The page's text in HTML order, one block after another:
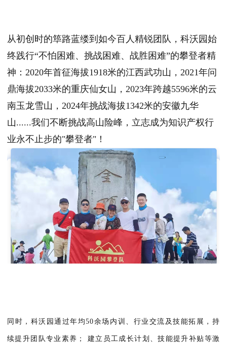
从初创时的筚路蓝缕到如今百人精锐团队，科沃园始
终践行“不怕困难、挑战困难、战胜困难”的攀登者精
神：2020年首征海拔1918米的江西武功山，2021年问
鼎海拔2033米的重庆仙女山，2023年跨越5596米的云
南玉龙雪山，2024年挑战海拔1342米的安徽九华
山......我们不断挑战高山险峰，立志成为知识产权行
业永不止步的"攀登者"！
同时，科沃园通过年均50余场内训、行业交流及技能拓展，持
续提升团队专业素养； 建立员工成长计划、技能提升补贴等激